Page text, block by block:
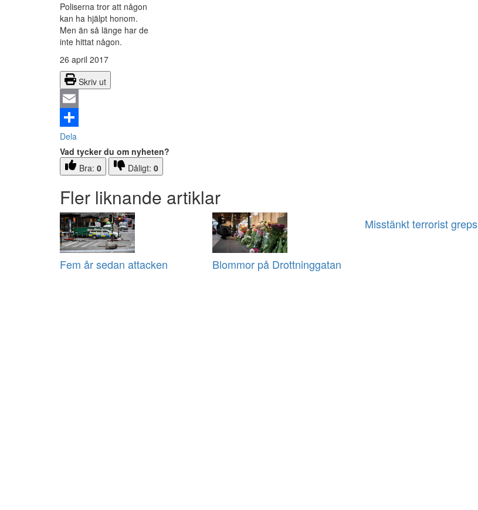
Poliserna tror att någon
kan ha hjälpt honom.
Men än så länge har de
inte hittat någon.
26 april 2017
Skriv ut
Email
Dela
Vad tycker du om nyheten?
Bra: 0 Dåligt: 0
Fler liknande artiklar
Fem år sedan attacken Blommor på Drottninggatan
Misstänkt terrorist greps